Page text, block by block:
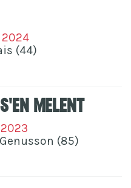
(44)
Melent
(85)